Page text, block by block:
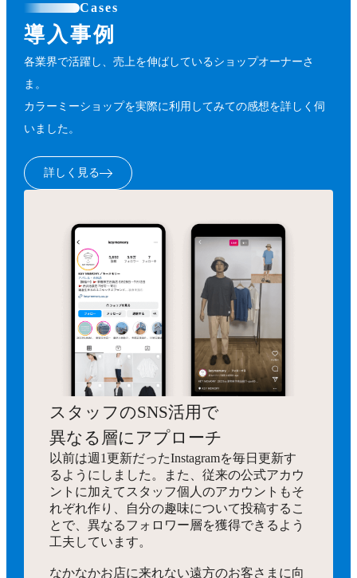
Cases
導入事例
各業界で活躍し、売上を伸ばしているショップオーナーさ
ま。
カラーミーショップを実際に利用してみての感想を詳しく伺
いました。
詳しく見る
スタッフのSNS活用で
異なる層にアプローチ
以前は週1更新だったInstagramを毎日更新す
るようにしました。また、従来の公式アカウ
ントに加えてスタッフ個人のアカウントもそ
れぞれ作り、自分の趣味について投稿するこ
とで、異なるフォロワー層を獲得できるよう
工夫しています。
なかなかお店に来れない遠方のお客さまに向